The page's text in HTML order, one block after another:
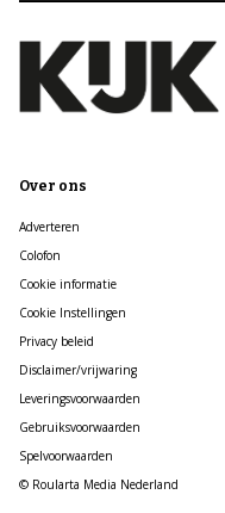
Over ons
Adverteren
Colofon
Cookie informatie
Cookie Instellingen
Privacy beleid
Disclaimer/vrijwaring
Leveringsvoorwaarden
Gebruiksvoorwaarden
Spelvoorwaarden
© Roularta Media Nederland